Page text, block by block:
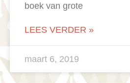
boek van grote
LEES VERDER »
maart 6, 2019